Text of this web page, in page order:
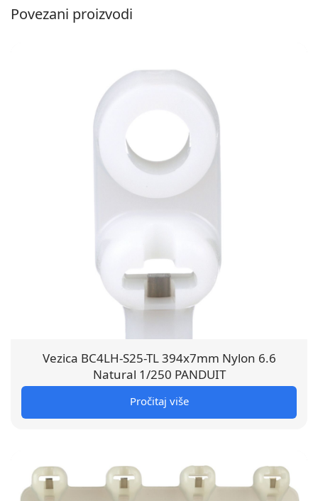
Povezani proizvodi
Vezica BC4LH-S25-TL 394x7mm Nylon 6.6
Natural 1/250 PANDUIT
Pročitaj više